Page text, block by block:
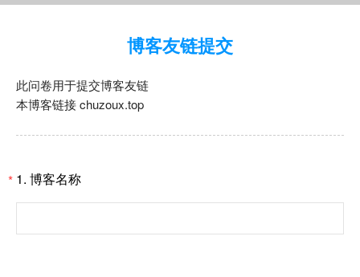
博客友链提交
此问卷用于提交博客友链
本博客链接 chuzoux.top
* 1. 博客名称